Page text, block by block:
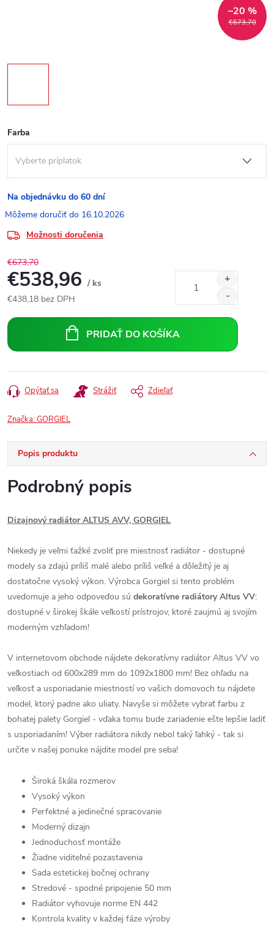
€673,70
–20 %
Farba
Na objednávku do 60 dní
16.10.2026
Možnosti doručenia
€673,70
€538,96 / ks
€438,18 bez DPH
cena:
PRIDAŤ DO KOŠÍKA
Opýtať sa Strážiť Zdieľať
Značka:GORGIEL
Popis produktu
Podrobný popis
Dizajnový radiátor ALTUS AVV, GORGIEL
Niekedy je veľmi ťažké zvoliť pre miestnosť radiátor - dostupné
modely sa zdajú príliš malé alebo príliš veľké a dôležitý je aj
dostatočne vysoký výkon. Výrobca Gorgiel si tento problém
uvedomuje a jeho odpoveďou sú dekoratívne radiátory Altus VV:
dostupné v širokej škále veľkostí prístrojov, ktoré zaujmú aj svojím
moderným vzhľadom!
V internetovom obchode nájdete dekoratívny radiátor Altus VV vo
veľkostiach od 600x289 mm do 1092x1800 mm! Bez ohľadu na
veľkosť a usporiadanie miestností vo vašich domovoch tu nájdete
model, ktorý padne ako uliaty. Navyše si môžete vybrať farbu z
bohatej palety Gorgiel - vďaka tomu bude zariadenie ešte lepšie ladiť
s usporiadaním! Výber radiátora nikdy nebol taký ľahký - tak si
určite v našej ponuke nájdite model pre seba!
Široká škála rozmerov
Vysoký výkon
Perfektné a jedinečné spracovanie
Moderný dizajn
Jednoduchosť montáže
Žiadne viditeľné pozastavenia
Sada estetickej bočnej ochrany
Stredové - spodné pripojenie 50 mm
Radiátor vyhovuje norme EN 442
Kontrola kvality v každej fáze výroby